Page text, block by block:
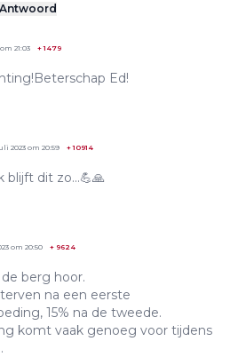
Antwoord
21:03 +1479
Ed!
2023 om 20:59 +10914
blijft dit zo...💪🙏
om 20:50 + 9624
berg hoor.
na een eerste
15% na de tweede.
komt vaak genoeg voor tijdens